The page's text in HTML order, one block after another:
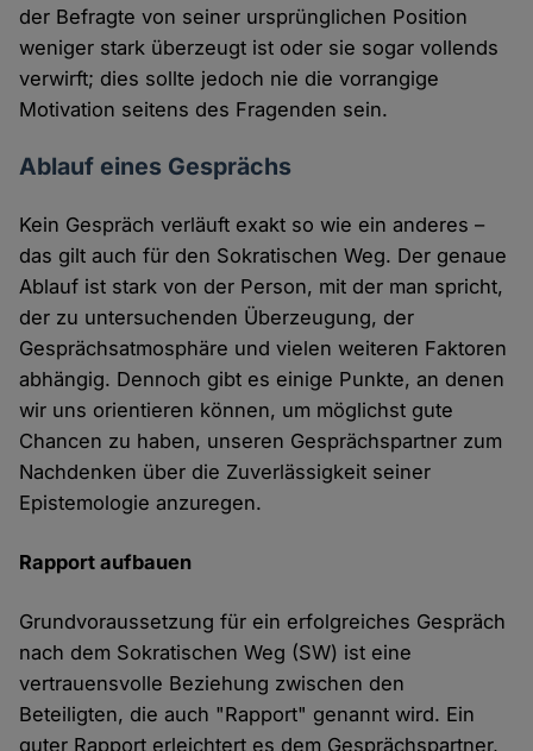
der Befragte von seiner ursprünglichen Position
weniger stark überzeugt ist oder sie sogar vollends
verwirft; dies sollte jedoch nie die vorrangige
Motivation seitens des Fragenden sein.
Ablauf eines Gesprächs
Kein Gespräch verläuft exakt so wie ein anderes –
das gilt auch für den Sokratischen Weg. Der genaue
Ablauf ist stark von der Person, mit der man spricht,
der zu untersuchenden Überzeugung, der
Gesprächsatmosphäre und vielen weiteren Faktoren
abhängig. Dennoch gibt es einige Punkte, an denen
wir uns orientieren können, um möglichst gute
Chancen zu haben, unseren Gesprächspartner zum
Nachdenken über die Zuverlässigkeit seiner
Epistemologie anzuregen.
Rapport aufbauen
Grundvoraussetzung für ein erfolgreiches Gespräch
nach dem Sokratischen Weg (SW) ist eine
vertrauensvolle Beziehung zwischen den
Beteiligten, die auch "Rapport" genannt wird. Ein
guter Rapport erleichtert es dem Gesprächspartner,